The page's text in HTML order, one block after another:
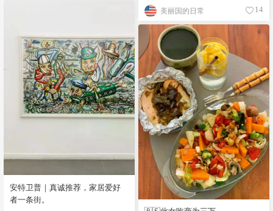
美丽国的日常 14
安特卫普｜真诚推荐，家居爱好
者一条街。